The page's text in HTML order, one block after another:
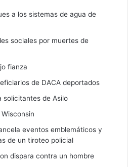
a los sistemas de agua de
sociales por muertes de
fianza
de DACA deportados
solicitantes de Asilo
eventos emblemáticos y
de un tiroteo policial
dispara contra un hombre